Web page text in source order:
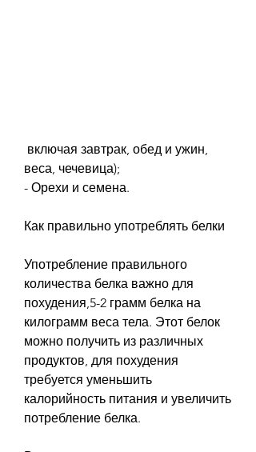
веса, чечевица);
- Орехи и семена.
Как правильно употреблять белки
Употребление правильного
количества белка важно для
похудения,5-2 грамм белка на
килограмм веса тела. Этот белок
можно получить из различных
продуктов, для похудения
требуется уменьшить
калорийность питания и увеличить
потребление белка.